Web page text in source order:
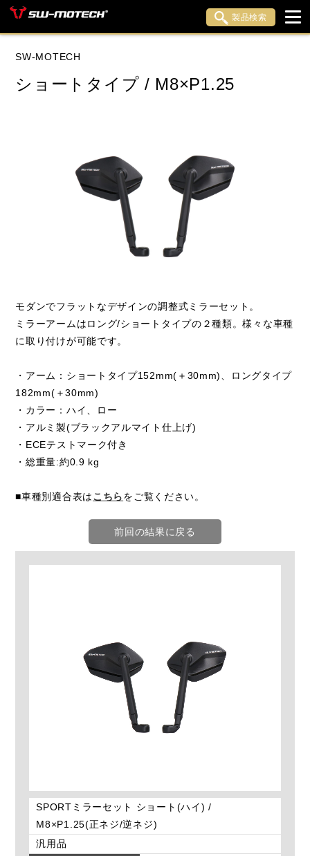
製品検索
閉じる
SW-MOTECH
ショートタイプ / M8×P1.25
モダンでフラットなデザインの調整式ミラーセット。
ミラーアームはロング/ショートタイプの２種類。様々な車種
に取り付けが可能です。
・アーム：ショートタイプ152mm(＋30mm)、ロングタイプ
182mm(＋30mm)
・カラー：ハイ、ロー
・アルミ製(ブラックアルマイト仕上げ)
・ECEテストマーク付き
・総重量:約0.9 kg
■車種別適合表はこちらをご覧ください。
前回の結果に戻る
SPORTミラーセット ショート(ハイ) /
M8×P1.25(正ネジ/逆ネジ)
汎用品